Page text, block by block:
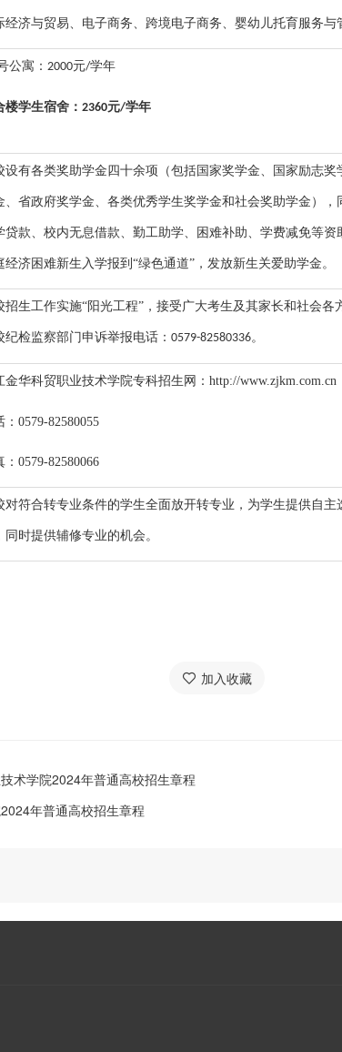
经济与贸易、电子商务、跨境电子商务、婴幼儿托育服务与
公寓： 2000元/学年
楼学生宿舍： 2360元/学年
设有各类奖助学金四十余项（包括国家奖学金、国家励志奖
、省政府奖学金、各类优秀学生奖学金和社会奖助学金），
贷款、校内无息借款、勤工助学、困难补助、学费减免等资
经济困难新生入学报到 “绿色通道”，发放新生关爱助学金。
招生工作实施“阳光工程”，接受广大考生及其家长和社会各
纪检监察部门申诉举报电话： 0579-82580336。
金华科贸职业技术学院专科招生网： http://www.zjkm.com.cn
： 0579-82580055
0579-82580066
对符合转专业条件的学生全面放开转专业，为学生提供自主
同时提供辅修专业的机会。
加入收藏
术学院2024年普通高校招生章程
年普通高校招生章程